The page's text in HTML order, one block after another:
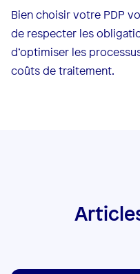
Bien choisir votre PDP
de respecter les
d’optimiser les
coûts de traitement.